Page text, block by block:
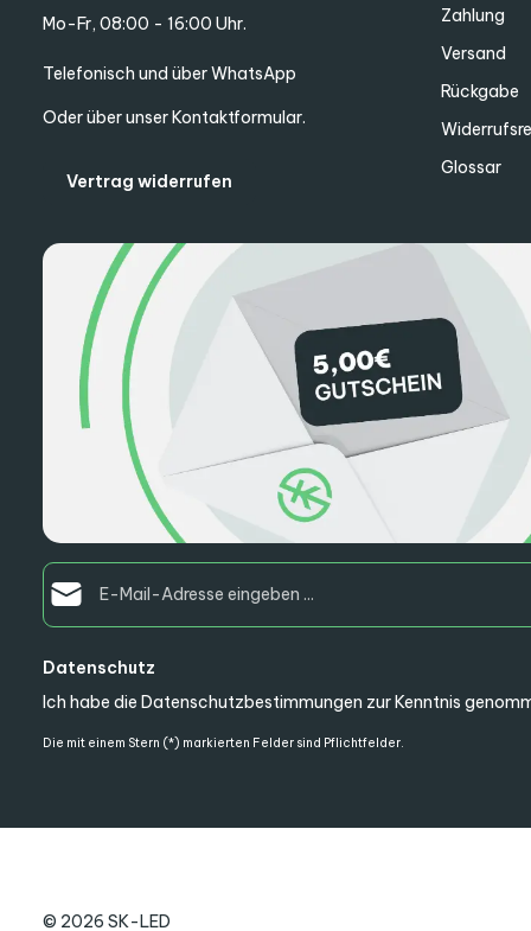
Mo-Fr, 08:00 - 16:00 Uhr.
Telefonisch und über WhatsApp
Oder über unserKontaktformular.
Vertrag widerrufen
Zahlung
Versand
Rückgabe
Glossar
E-Mail-Adresse*
Datenschutz
Ich habe die Datenschutzbestimmungen zur Kenntnis
Die mit einem Stern (*) markierten Felder sind Pflichtfelder.
© 2026 SK-LED